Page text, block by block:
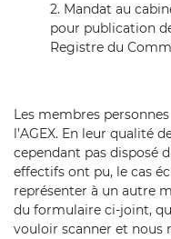
2. Mandat au
pour publication
Registre du
Les membres
l’AGEX. En leur qualité
cependant pas disposé
effectifs ont pu, le cas
représenter à un autre
du formulaire ci-joint,
vouloir scanner et nous